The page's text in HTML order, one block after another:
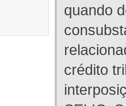
quando
crédito